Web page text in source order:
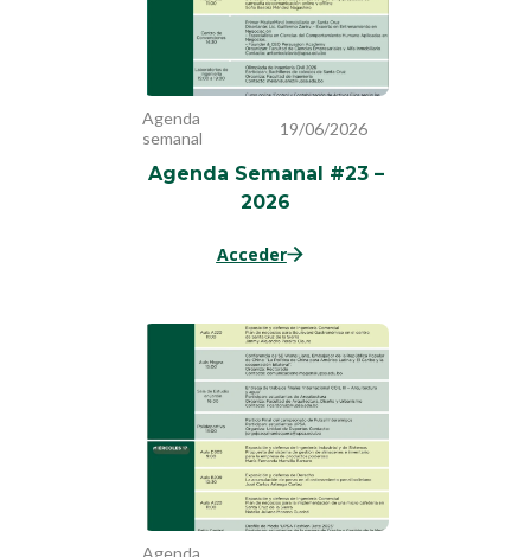
Agenda
semanal
19/06/2026
Agenda Semanal #23 –
2026
Acceder